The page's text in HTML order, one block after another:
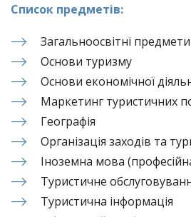
Список предметів:
Загальноосвітні предмети
Основи туризму
Основи економічної
Маркетинг туристичних
Географія
Організація заходів та
Іноземна мова
Туристичне
Туристична інформація